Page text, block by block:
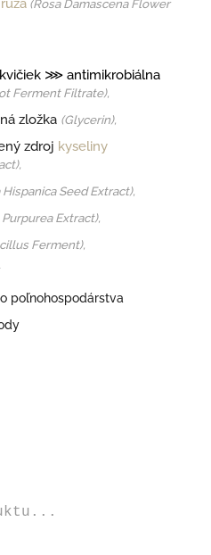
(Rosa Damascena Flower
⋙ antimikrobiálna
Ferment Filtrate),
zložka (Glycerin),
zdroj kyseliny
Hispanica Seed Extract),
Extract),
Ferment),
poľnohospodárstva